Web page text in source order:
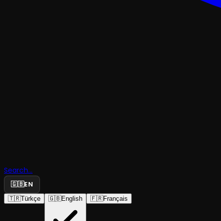
Search...
🇬🇧EN
🇹🇷Türkçe 🇬🇧English 🇫🇷Français
Oyunun